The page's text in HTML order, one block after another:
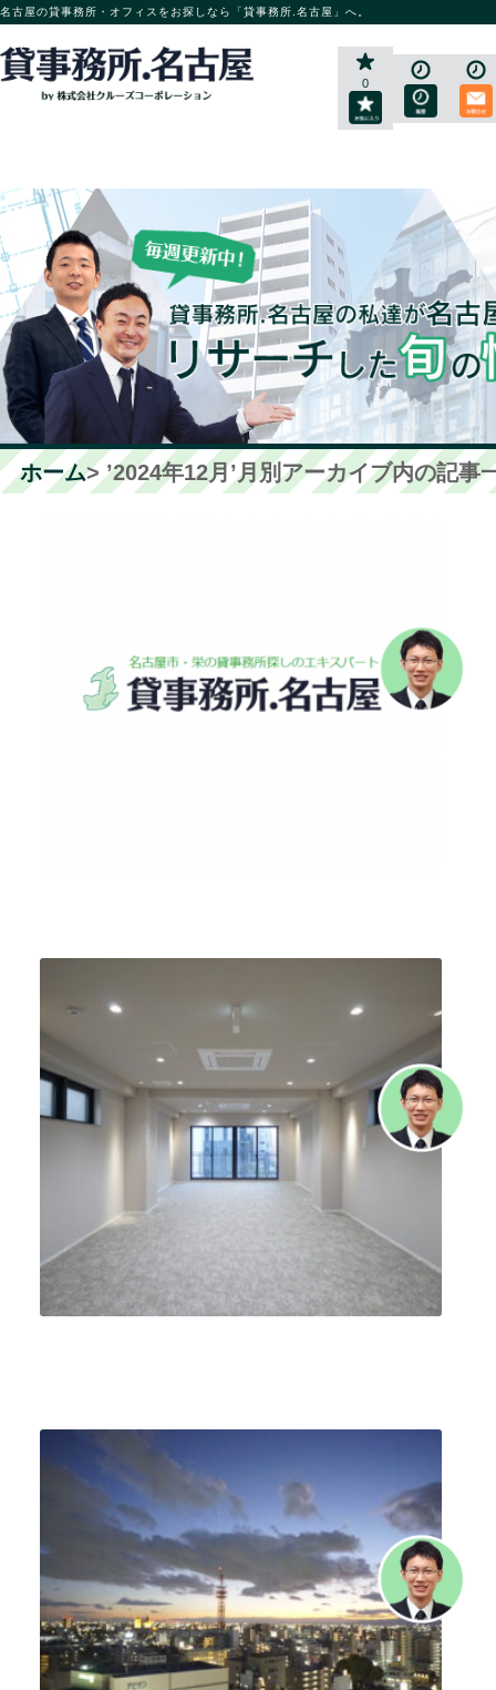
名古屋の貸事務所・オフィスをお探しなら「貸事務所.名古屋」へ。
0
ホーム> ’2024年12月’月別アーカイブ内の記事